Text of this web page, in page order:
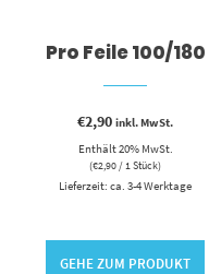
Pro Feile 100/180
€2,90 inkl. MwSt.
Enthält 20% MwSt.
(€2,90/ 1 Stück)
Lieferzeit: ca. 3-4 Werktage
GEHE ZUM PRODUKT